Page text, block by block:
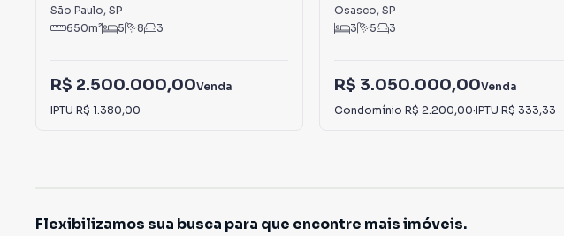
São Paulo, SP
650m² 5 8 3
R$ 2.500.000,00Venda
IPTU R$ 1.380,00
Osasco, SP
3
5 3
R$ 3.050.000,00Venda
Condomínio R$ 2.200,00·IPTU R$ 333,33
Flexibilizamos sua busca para que encontre mais imóveis.